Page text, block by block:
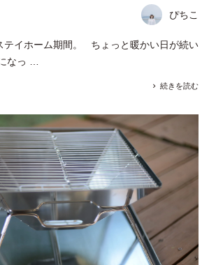
ぴちこ
テイホーム期間。 ちょっと暖かい日が続い
なっ …
続きを読む